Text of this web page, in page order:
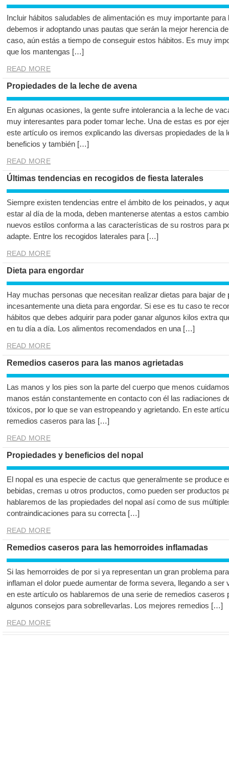
Incluir hábitos saludables de alimentación es muy importante
debemos ir adoptando unas pautas que serán la mejor herencia
caso, aún estás a tiempo de conseguir estos hábitos. Es muy
que los mantengas […]
READ MORE
Propiedades de la leche de avena
En algunas ocasiones, la gente sufre intolerancia a la leche de
muy interesantes para poder tomar leche. Una de estas es por
este artículo os iremos explicando las diversas propiedades de la
beneficios y también […]
READ MORE
Últimas tendencias en recogidos de fiesta laterales
Siempre existen tendencias entre el ámbito de los peinados, y
estar al día de la moda, deben mantenerse atentas a estos
nuevos estilos conforma a las características de su rostros para
adapte. Entre los recogidos laterales para […]
READ MORE
Dieta para engordar
Hay muchas personas que necesitan realizar dietas para bajar
incesantemente una dieta para engordar. Si ese es tu caso te
hábitos que debes adquirir para poder ganar algunos kilos extra
en tu día a día. Los alimentos recomendados en una […]
READ MORE
Remedios caseros para las manos agrietadas
Las manos y los pies son la parte del cuerpo que menos
manos están constantemente en contacto con él las radiaciones
tóxicos, por lo que se van estropeando y agrietando. En este
remedios caseros para las […]
READ MORE
Propiedades y beneficios del nopal
El nopal es una especie de cactus que generalmente se produce
bebidas, cremas u otros productos, como pueden ser productos
hablaremos de las propiedades del nopal así como de sus
contraindicaciones para su correcta […]
READ MORE
Remedios caseros para las hemorroides inflamadas
Si las hemorroides de por si ya representan un gran problema
inflaman el dolor puede aumentar de forma severa, llegando a ser
en este artículo os hablaremos de una serie de remedios caseros
algunos consejos para sobrellevarlas. Los mejores remedios […]
READ MORE